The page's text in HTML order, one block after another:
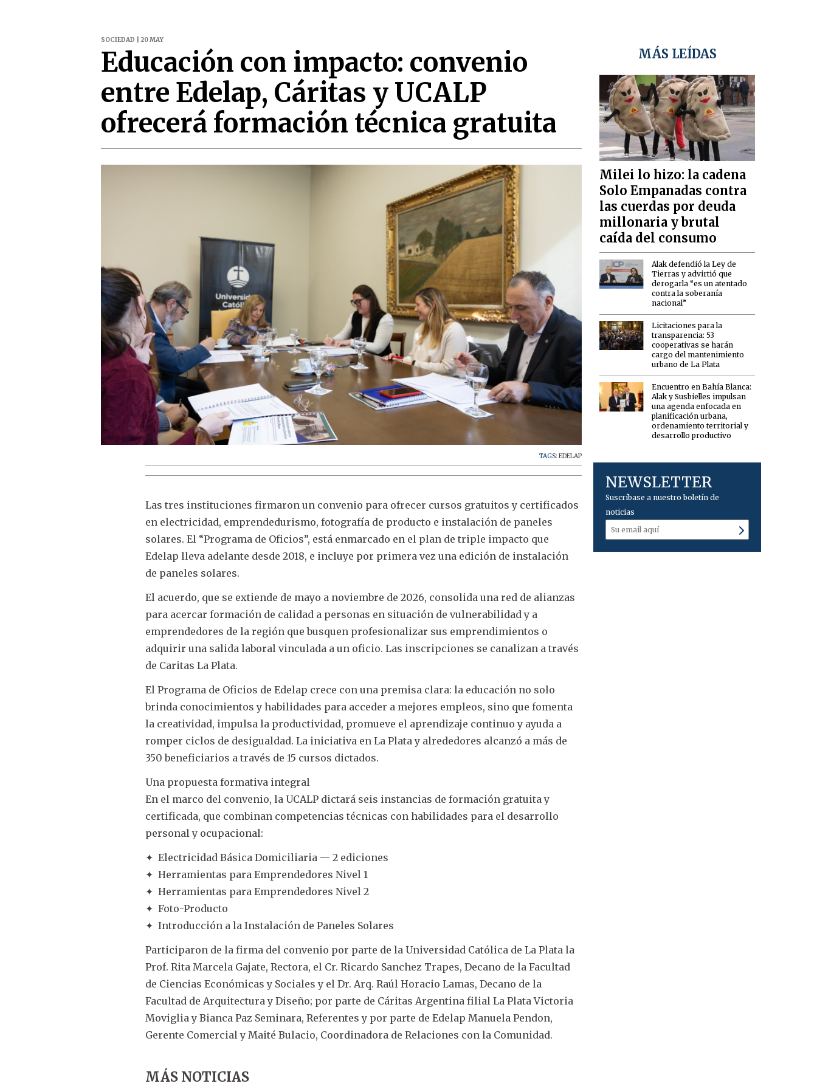
SOCIEDAD | 20 MAY
Educación con impacto: convenio
entre Edelap, Cáritas y UCALP
ofrecerá formación técnica gratuita
TAGS:EDELAP
Las tres instituciones firmaron un convenio para ofrecer cursos gratuitos y certificados
en electricidad, emprendedurismo, fotografía de producto e instalación de paneles
solares. El “Programa de Oficios”, está enmarcado en el plan de triple impacto que
Edelap lleva adelante desde 2018, e incluye por primera vez una edición de instalación
de paneles solares.
El acuerdo, que se extiende de mayo a noviembre de 2026, consolida una red de alianzas
para acercar formación de calidad a personas en situación de vulnerabilidad y a
emprendedores de la región que busquen profesionalizar sus emprendimientos o
adquirir una salida laboral vinculada a un oficio. Las inscripciones se canalizan a través
de Caritas La Plata.
El Programa de Oficios de Edelap crece con una premisa clara: la educación no solo
brinda conocimientos y habilidades para acceder a mejores empleos, sino que fomenta
la creatividad, impulsa la productividad, promueve el aprendizaje continuo y ayuda a
romper ciclos de desigualdad. La iniciativa en La Plata y alrededores alcanzó a más de
350 beneficiarios a través de 15 cursos dictados.
Una propuesta formativa integral
En el marco del convenio, la UCALP dictará seis instancias de formación gratuita y
certificada, que combinan competencias técnicas con habilidades para el desarrollo
personal y ocupacional:
✦ Electricidad Básica Domiciliaria — 2 ediciones
✦ Herramientas para Emprendedores Nivel 1
✦ Herramientas para Emprendedores Nivel 2
✦ Foto-Producto
✦ Introducción a la Instalación de Paneles Solares
Participaron de la firma del convenio por parte de la Universidad Católica de La Plata la
Prof. Rita Marcela Gajate, Rectora, el Cr. Ricardo Sanchez Trapes, Decano de la Facultad
de Ciencias Económicas y Sociales y el Dr. Arq. Raúl Horacio Lamas, Decano de la
Facultad de Arquitectura y Diseño; por parte de Cáritas Argentina filial La Plata Victoria
Moviglia y Bianca Paz Seminara, Referentes y por parte de Edelap Manuela Pendon,
Gerente Comercial y Maité Bulacio, Coordinadora de Relaciones con la Comunidad.
MÁS NOTICIAS
MÁS LEÍDAS
Milei lo hizo: la cadena
Solo Empanadas contra
las cuerdas por deuda
millonaria y brutal
caída del consumo
Alak defendió la Ley de
Tierras y advirtió que
derogarla “es un atentado
contra la soberanía
nacional”
Licitaciones para la
transparencia: 53
cooperativas se harán
cargo del mantenimiento
urbano de La Plata
Encuentro en Bahía Blanca:
Alak y Susbielles impulsan
una agenda enfocada en
planificación urbana,
ordenamiento territorial y
desarrollo productivo
NEWSLETTER
Suscríbase a nuestro boletín de
noticias